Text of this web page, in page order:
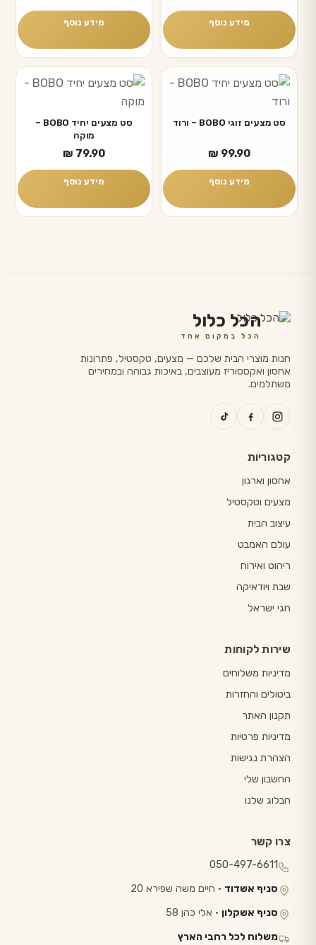
מידע נוסף מידע נוסף
סט מצעים זוגי BOBO – ורוד
₪ 99.90
מידע נוסף
סט מצעים יחיד BOBO –
מוקה
₪ 79.90
מידע נוסף
הכל כלול
הכל במקום אחד
חנות מוצרי הבית שלכם — מצעים, טקסטיל, פתרונות
אחסון ואקססוריז מעוצבים, באיכות גבוהה ובמחירים
משתלמים.
קטגוריות
אחסון וארגון
מצעים וטקסטיל
עיצוב הבית
עולם האמבט
ריהוט ואירוח
שבת ויודאיקה
חגי ישראל
שירות לקוחות
מדיניות משלוחים
ביטולים והחזרות
תקנון האתר
מדיניות פרטיות
הצהרת נגישות
החשבון שלי
הבלוג שלנו
צרו קשר
050-497-6611
סניף אשדוד · חיים משה שפירא 20
סניף אשקלון · אלי כהן 58
משלוח לכל רחבי הארץ